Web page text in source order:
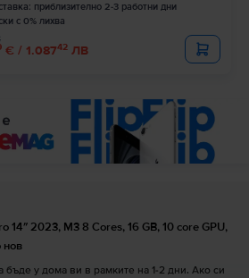
приблизително 2-3 работни дни
с 0% лихва
€ / 1.08742 ЛВ
14″ 2023, M3 8 Cores, 16 GB, 10 core GPU,
нов
у дома ви в рамките на 1-2 дни. Ако си